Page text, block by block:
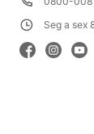
Seg a sex